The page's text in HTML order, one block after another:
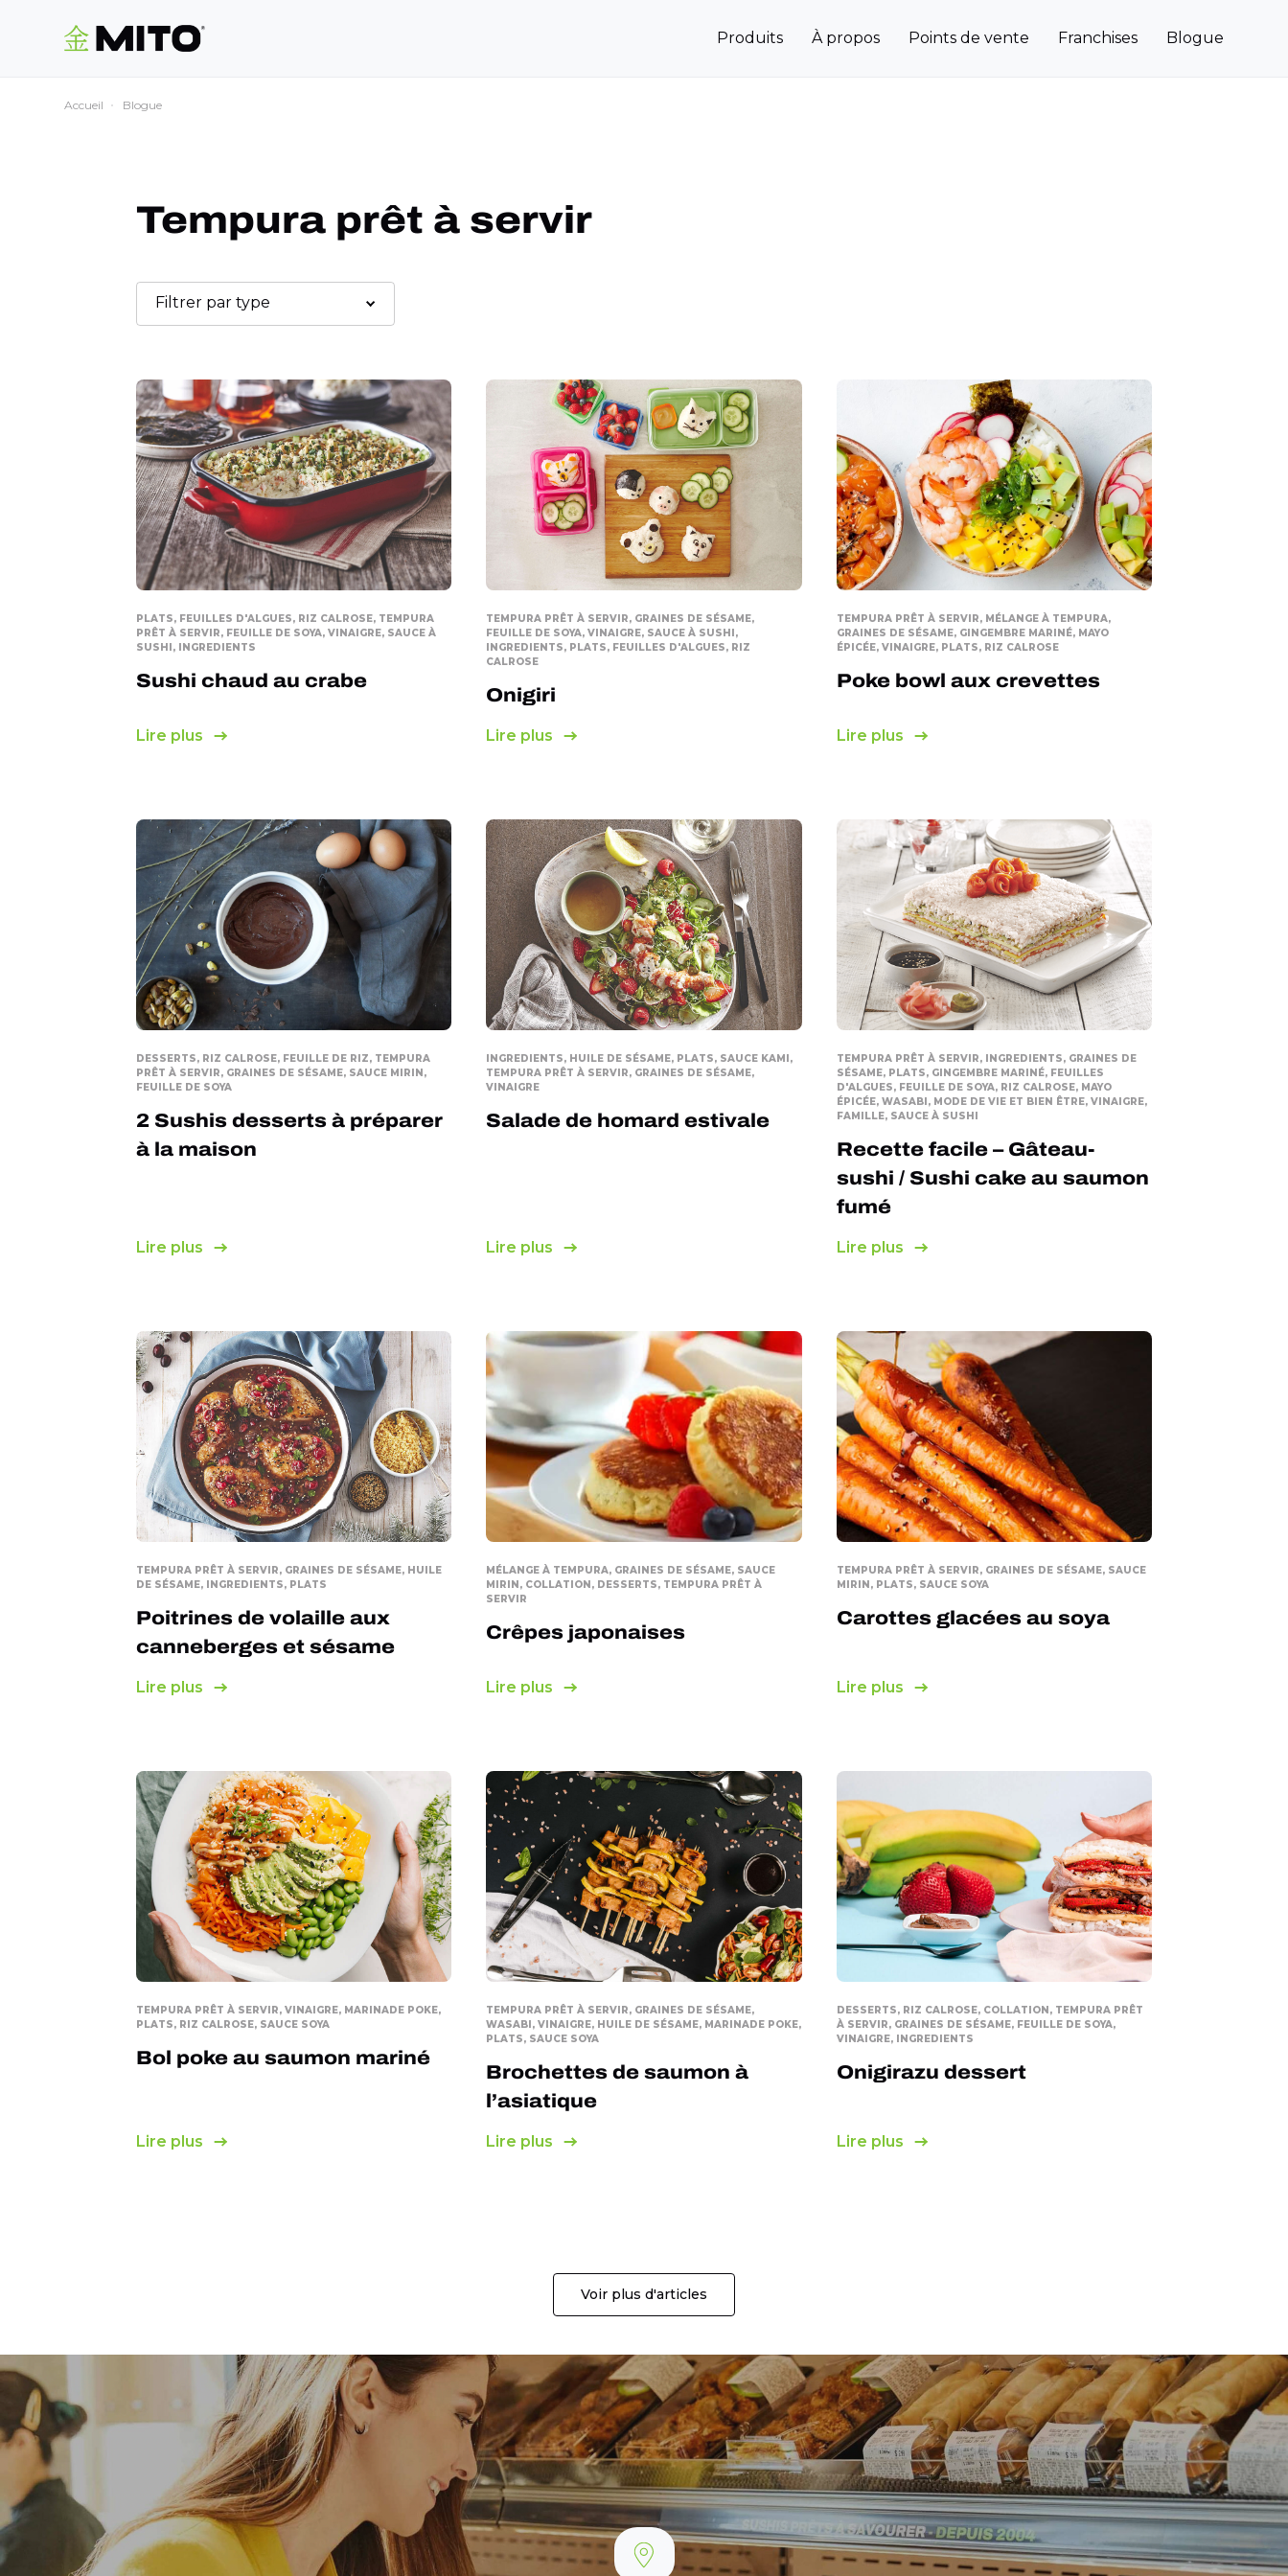
Produits À propos Points de vente Franchises Blogue
Accueil Blogue
Tempura prêt à servir
Filtrer par type
PLATS, FEUILLES D'ALGUES, RIZ CALROSE, TEMPURA
PRÊT À SERVIR, FEUILLE DE SOYA, VINAIGRE, SAUCE À
SUSHI, INGREDIENTS
Sushi chaud au crabe
Lire plus
TEMPURA PRÊT À SERVIR, GRAINES DE SÉSAME,
FEUILLE DE SOYA, VINAIGRE, SAUCE À SUSHI,
INGREDIENTS, PLATS, FEUILLES D'ALGUES, RIZ
CALROSE
Onigiri
Lire plus
TEMPURA PRÊT À SERVIR, MÉLANGE À TEMPURA,
GRAINES DE SÉSAME, GINGEMBRE MARINÉ, MAYO
ÉPICÉE, VINAIGRE, PLATS, RIZ CALROSE
Poke bowl aux crevettes
Lire plus
DESSERTS, RIZ CALROSE, FEUILLE DE RIZ, TEMPURA
PRÊT À SERVIR, GRAINES DE SÉSAME, SAUCE MIRIN,
FEUILLE DE SOYA
2 Sushis desserts à préparer
à la maison
Lire plus
INGREDIENTS, HUILE DE SÉSAME, PLATS, SAUCE KAMI,
TEMPURA PRÊT À SERVIR, GRAINES DE SÉSAME,
VINAIGRE
Salade de homard estivale
Lire plus
TEMPURA PRÊT À SERVIR, INGREDIENTS, GRAINES DE
SÉSAME, PLATS, GINGEMBRE MARINÉ, FEUILLES
D'ALGUES, FEUILLE DE SOYA, RIZ CALROSE, MAYO
ÉPICÉE, WASABI, MODE DE VIE ET BIEN ÊTRE, VINAIGRE,
FAMILLE, SAUCE À SUSHI
Recette facile – Gâteau-
sushi / Sushi cake au saumon
fumé
Lire plus
TEMPURA PRÊT À SERVIR, GRAINES DE SÉSAME, HUILE
DE SÉSAME, INGREDIENTS, PLATS
Poitrines de volaille aux
canneberges et sésame
Lire plus
MÉLANGE À TEMPURA, GRAINES DE SÉSAME, SAUCE
MIRIN, COLLATION, DESSERTS, TEMPURA PRÊT À
SERVIR
Crêpes japonaises
Lire plus
TEMPURA PRÊT À SERVIR, GRAINES DE SÉSAME, SAUCE
MIRIN, PLATS, SAUCE SOYA
Carottes glacées au soya
Lire plus
TEMPURA PRÊT À SERVIR, VINAIGRE, MARINADE POKE,
PLATS, RIZ CALROSE, SAUCE SOYA
Bol poke au saumon mariné
Lire plus
TEMPURA PRÊT À SERVIR, GRAINES DE SÉSAME,
WASABI, VINAIGRE, HUILE DE SÉSAME, MARINADE POKE,
PLATS, SAUCE SOYA
Brochettes de saumon à
l’asiatique
Lire plus
DESSERTS, RIZ CALROSE, COLLATION, TEMPURA PRÊT
À SERVIR, GRAINES DE SÉSAME, FEUILLE DE SOYA,
VINAIGRE, INGREDIENTS
Onigirazu dessert
Lire plus
Voir plus d'articles